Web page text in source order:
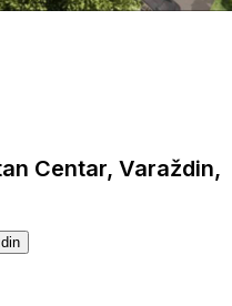
Centar, Varaždin,